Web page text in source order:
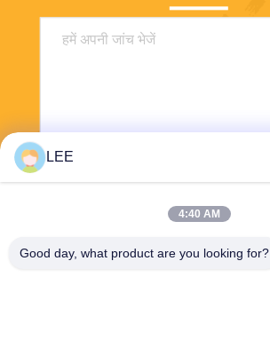
LEE
4:40 AM
Good day, what product are you looking for?